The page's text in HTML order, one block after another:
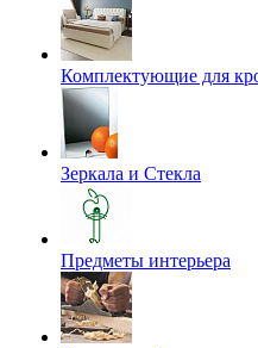
Комплектующие для
Зеркала и Стекла
Предметы интерьера